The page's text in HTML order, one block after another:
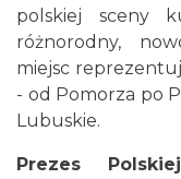
polskiej sceny
różnorodny,
miejsc
- od Pomorza po
Lubuskie.
Prezes